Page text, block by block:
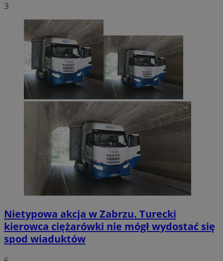
3
Nietypowa akcja w Zabrzu. Turecki
kierowca ciężarówki nie mógł wydostać się
spod wiaduktów